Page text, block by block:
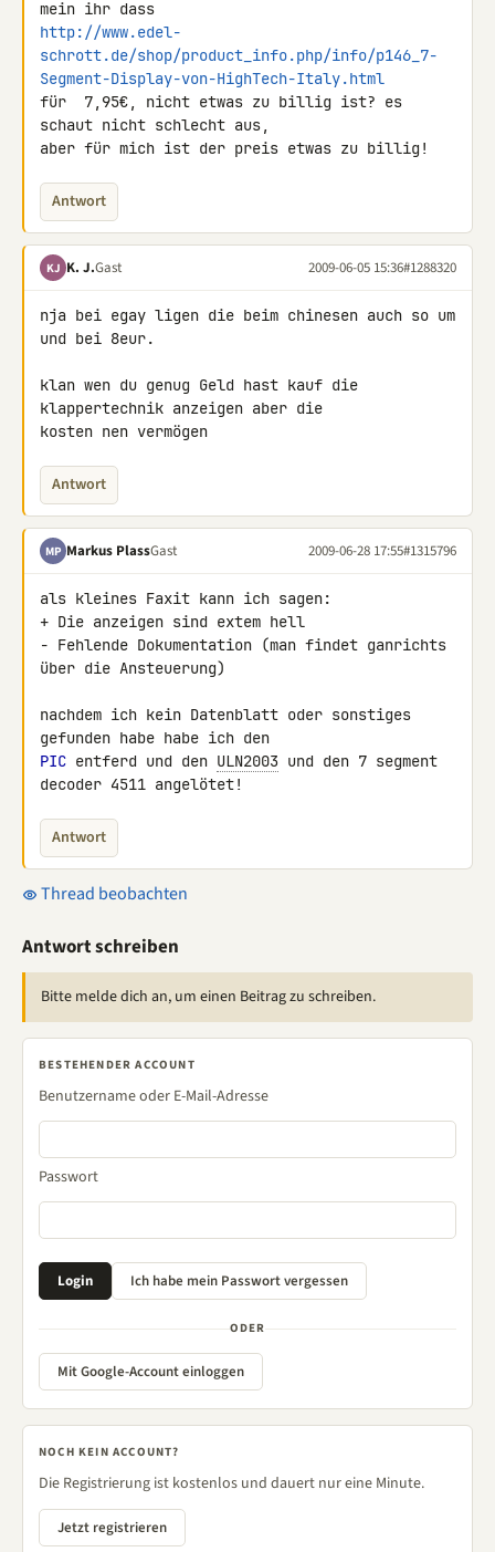
http://www.edel-
schrott.de/shop/product_info.php/info/p146_7-
Segment-Display-von-HighTech-Italy.html
für  7,95€, nicht etwas zu billig ist? es
schaut nicht schlecht aus,
aber für mich ist der preis etwas zu billig!
Antwort
KJ K. J.Gast 2009-06-05 15:36#1288320
nja bei egay ligen die beim chinesen auch so um
und bei 8eur.
klan wen du genug Geld hast kauf die
klappertechnik anzeigen aber die
kosten nen vermögen
Antwort
MP Markus PlassGast 2009-06-28 17:55#1315796
als kleines Faxit kann ich sagen:
+ Die anzeigen sind extem hell
- Fehlende Dokumentation (man findet ganrichts
über die Ansteuerung)
nachdem ich kein Datenblatt oder sonstiges
PIC entferd und den ULN2003 und den 7 segment
decoder 4511 angelötet!
Antwort
Thread beobachten
Antwort schreiben
Bitte melde dich an, um einen Beitrag zu schreiben.
BESTEHENDER ACCOUNT
Benutzername oder E-Mail-Adresse
Passwort
ODER
Mit Google-Account einloggen
NOCH KEIN ACCOUNT?
Die Registrierung ist kostenlos und dauert nur eine Minute.
Jetzt registrieren